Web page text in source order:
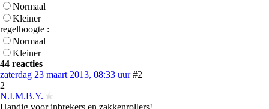
Normaal
Kleiner
regelhoogte :
Normaal
Kleiner
44 reacties
zaterdag 23 maart 2013, 08:33 uur #2
2
N.I.M.B.Y.
Handig voor inbrekers en zakkenrollers!